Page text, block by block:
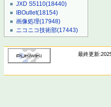
JXD S5110(18440)
IBOutlet(18154)
画像処理(17948)
ニコニコ技術部(17443)
最終更新